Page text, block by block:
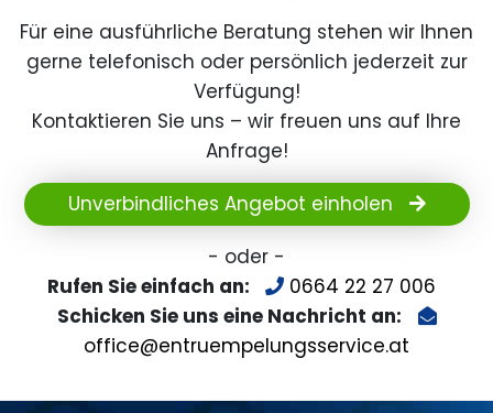
Für eine ausführliche Beratung stehen wir Ihnen
gerne telefonisch oder persönlich jederzeit zur
Verfügung!
Kontaktieren Sie uns – wir freuen uns auf Ihre
Anfrage!
Unverbindliches Angebot einholen
- oder -
Rufen Sie einfach an:
0664 22 27 006
Schicken Sie uns eine Nachricht an:
office@entruempelungsservice.at